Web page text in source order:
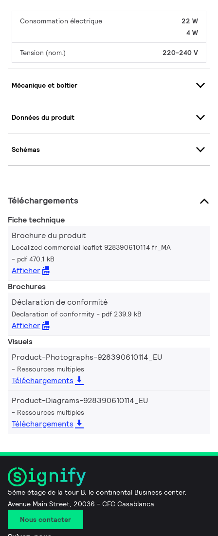
Consommation électrique
22 W
4 W
Tension (nom.) 220-240 V
Mécanique et boîtier
Données du produit
Schémas
Téléchargements
Fiche technique
Brochure du produit
Localized commercial leaflet 928390610114 fr_MA
pdf 470.1 kB
Afficher
Brochures
Déclaration de conformité
Declaration of conformity pdf 239.9 kB
Afficher
Visuels
Product-Photographs-928390610114_EU
Ressources multiples
Téléchargements
Product-Diagrams-928390610114_EU
Ressources multiples
Téléchargements
5ème étage de la tour B, le continental Business center,
Avenue Main Street, 20036 - CFC Casablanca
Nous contacter